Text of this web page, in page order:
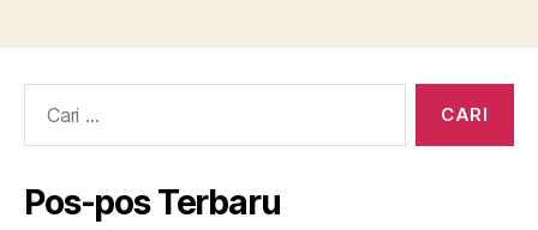
o
o
k
n p
p
Pos-pos Terbaru